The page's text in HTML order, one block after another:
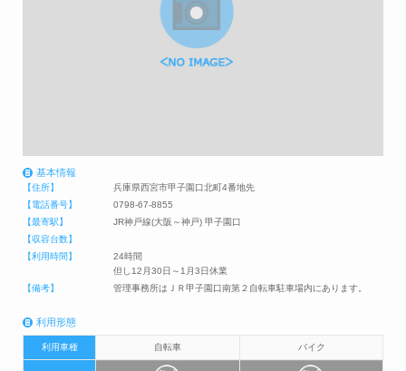
基本情報
【住所】
兵庫県西宮市甲子園口北町4番地先
【電話番号】
0798-67-8855
【最寄駅】
JR神戸線(大阪～神戸) 甲子園口
【収容台数】
【利用時間】
24時間
但し12月30日～1月3日休業
【備考】
管理事務所はＪＲ甲子園口南第２自転車駐車場内にあります。
利用形態
利用車種 自転車 バイク